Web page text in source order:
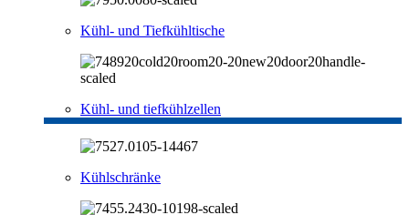
Kühl- und Tiefkühltische
Kühl- und tiefkühlzellen
Kühlschränke